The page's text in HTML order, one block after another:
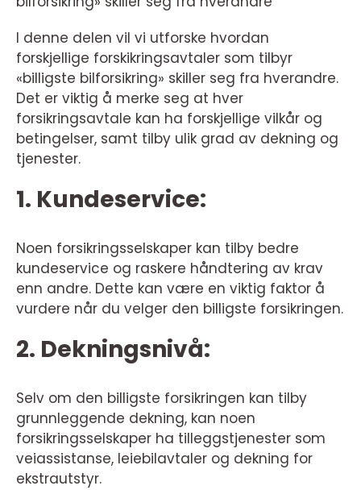
I denne delen vil vi utforske hvordan
forskjellige forskikringsavtaler som tilbyr
«billigste bilforsikring» skiller seg fra hverandre.
Det er viktig å merke seg at hver
forsikringsavtale kan ha forskjellige vilkår og
betingelser, samt tilby ulik grad av dekning og
tjenester.
1. Kundeservice:
Noen forsikringsselskaper kan tilby bedre
kundeservice og raskere håndtering av krav
enn andre. Dette kan være en viktig faktor å
vurdere når du velger den billigste forsikringen.
2. Dekningsnivå:
Selv om den billigste forsikringen kan tilby
grunnleggende dekning, kan noen
forsikringsselskaper ha tilleggstjenester som
veiassistanse, leiebilavtaler og dekning for
ekstrautstyr.